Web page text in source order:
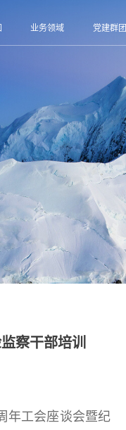
业务领域 党建群团
察干部培训
工会座谈会暨纪